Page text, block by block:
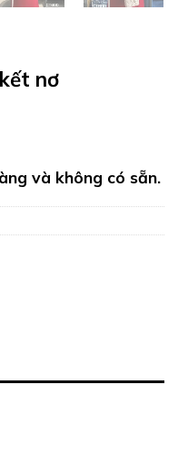
nơ
và không có sẵn.